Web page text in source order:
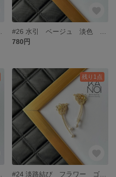
780円
残り1点